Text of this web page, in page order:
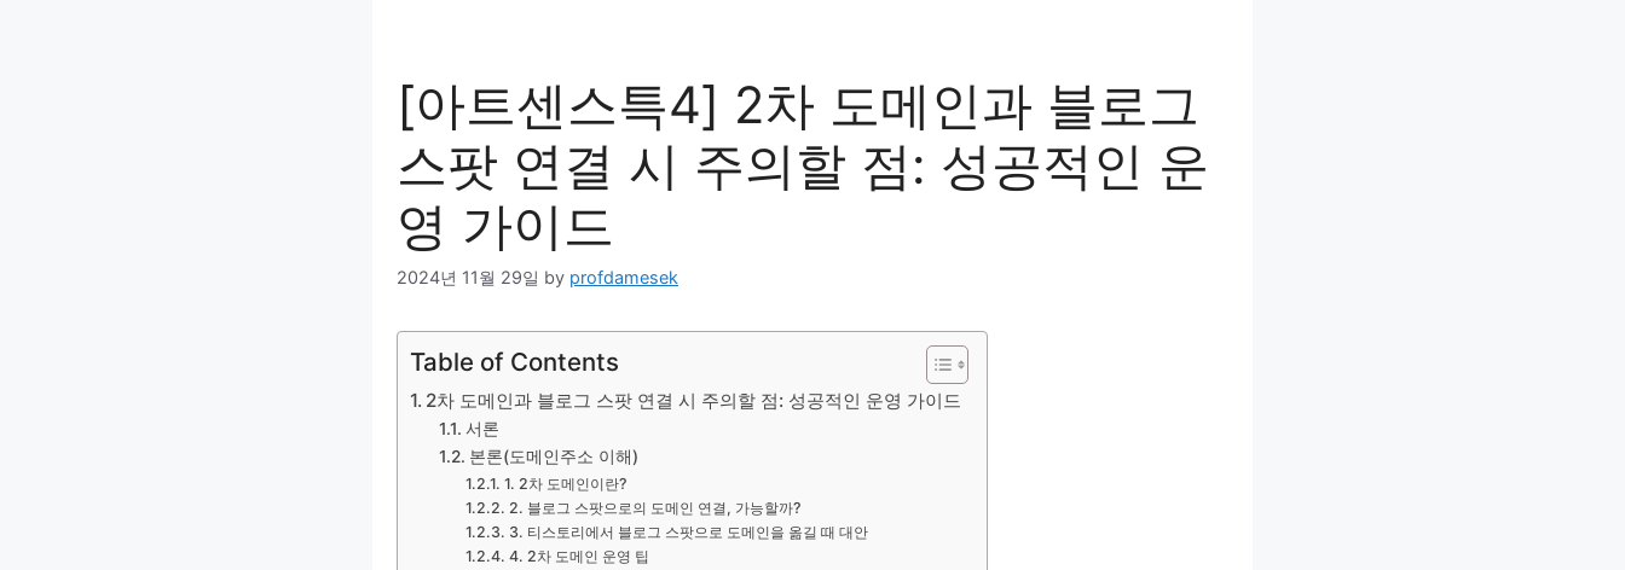
[아트센스특4] 2차 도메인과 블로그
스팟 연결 시 주의할 점: 성공적인 운
영 가이드
2024년 11월 29일 by profdamesek
Table of Contents
2차 도메인과 블로그 스팟 연결 시 주의할 점: 성공적인 운영 가이드
서론
본론(도메인주소 이해)
1. 2차 도메인이란?
2. 블로그 스팟으로의 도메인 연결, 가능할까?
3. 티스토리에서 블로그 스팟으로 도메인을 옮길 때 대안
4. 2차 도메인 운영 팁